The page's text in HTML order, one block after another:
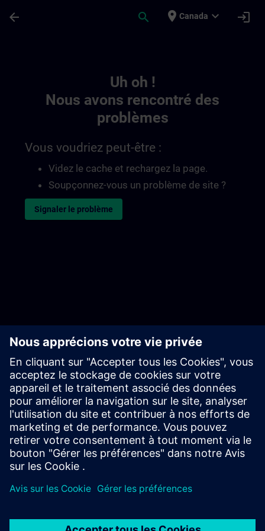
arrow_back search place Canada expand_more login
Uh oh !
Nous avons rencontré des
problèmes
Vous voudriez peut-être :
Videz le cache et rechargez la page.
Soupçonnez-vous un problème de site ?
Signaler le problème